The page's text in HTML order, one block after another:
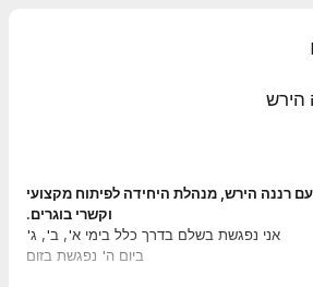
הירש
רננה הירש, מנהלת היחידה לפיתוח מקצועי
וקשרי בוגרים.
אני נפגשת בשלם בדרך כלל בימי א', ב', ג'
ביום ה' נפגשת בזום